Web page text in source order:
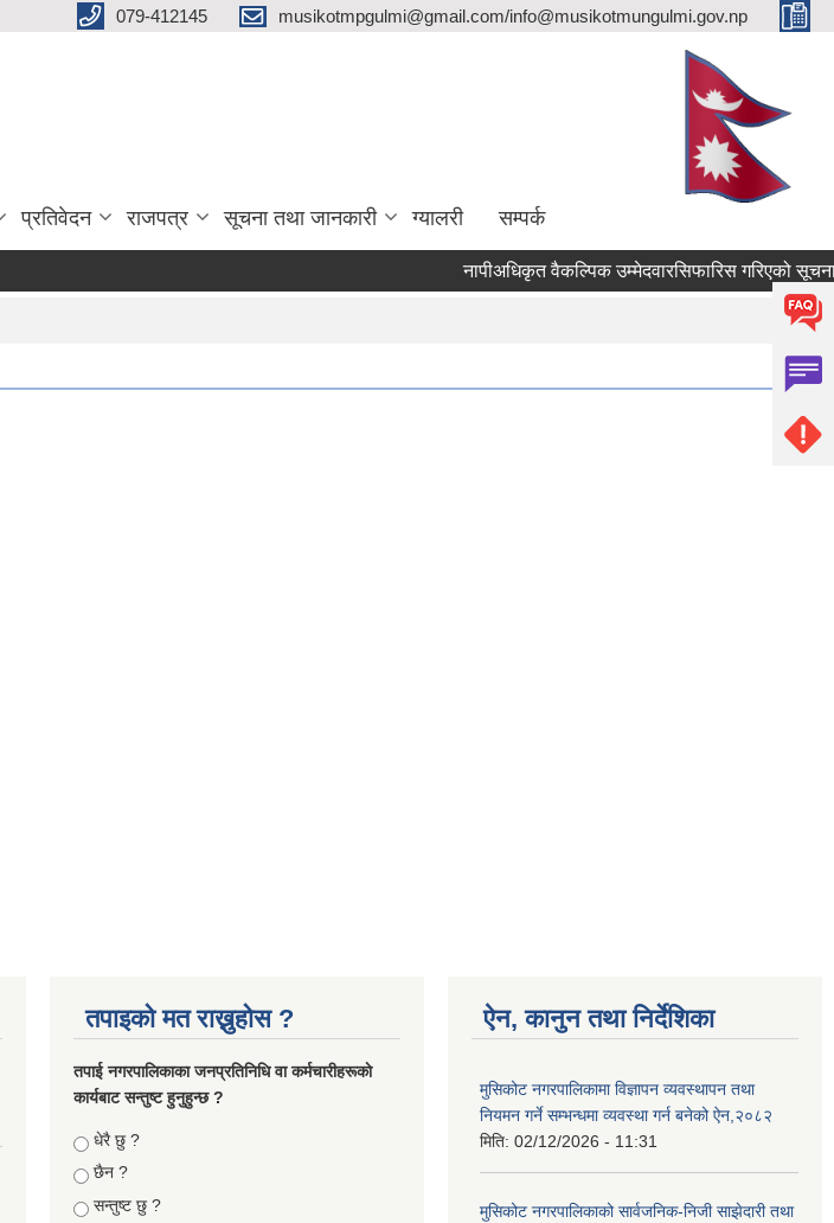
079-412145 musikotmpgulmi@gmail.com/info@musikotmungulmi.gov.np
प्रतिवेदन राजपत्र सूचना तथा जानकारी ग्यालरी सम्पर्क
नापीअधिकृत वैकल्पिक उम्मेदवारसिफारिस गरिएको सूचना।
तपाइको मत राख्नुहोस ?
तपा‌ई नगरपालिकाका जनप्रतिनिधि वा कर्मचारीहरूकाे
कार्यबाट सन्तुष्ट हुनुहुन्छ ?
Choices
धेरै छु ?
छैन ?
सन्तुष्ट छु ?
ऐन, कानुन तथा निर्देशिका
मुसिकोट नगरपालिकामा विज्ञापन व्यवस्थापन तथा
नियमन गर्ने सम्भन्धमा व्यवस्था गर्न बनेको ऐन,२०८२
मिति: 02/12/2026 - 11:31
मुसिकोट नगरपालिकाको सार्वजनिक-निजी साझेदारी तथा